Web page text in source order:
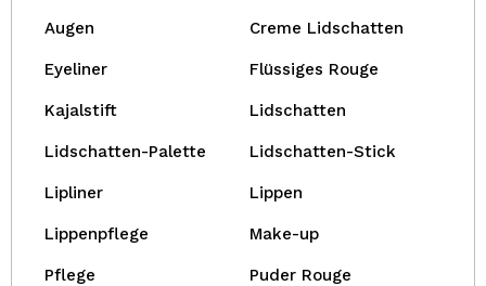
Augen Creme Lidschatten
Eyeliner Flüssiges Rouge
Kajalstift Lidschatten
Lidschatten-Palette Lidschatten-Stick
Lipliner Lippen
Lippenpflege Make-up
Pflege Puder Rouge